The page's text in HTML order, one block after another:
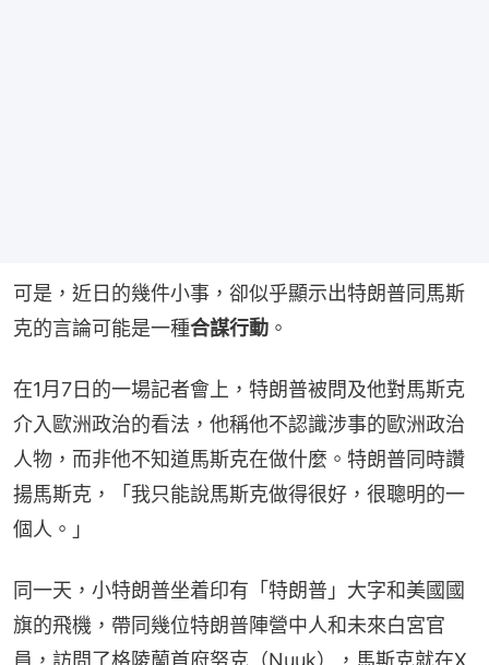
可是，近日的幾件小事，卻似乎顯示出特朗普同馬斯
克的言論可能是一種合謀行動 。
在1月7日的一場記者會上，特朗普被問及他對馬斯克
介入歐洲政治的看法，他稱他不認識涉事的歐洲政治
人物，而非他不知道馬斯克在做什麼。特朗普同時讚
揚馬斯克，「我只能說馬斯克做得很好，很聰明的一
個人。」
同一天，小特朗普坐着印有「特朗普」大字和美國國
旗的飛機，帶同幾位特朗普陣營中人和未來白宮官
員，訪問了格陵蘭首府努克（Nuuk），馬斯克就在X